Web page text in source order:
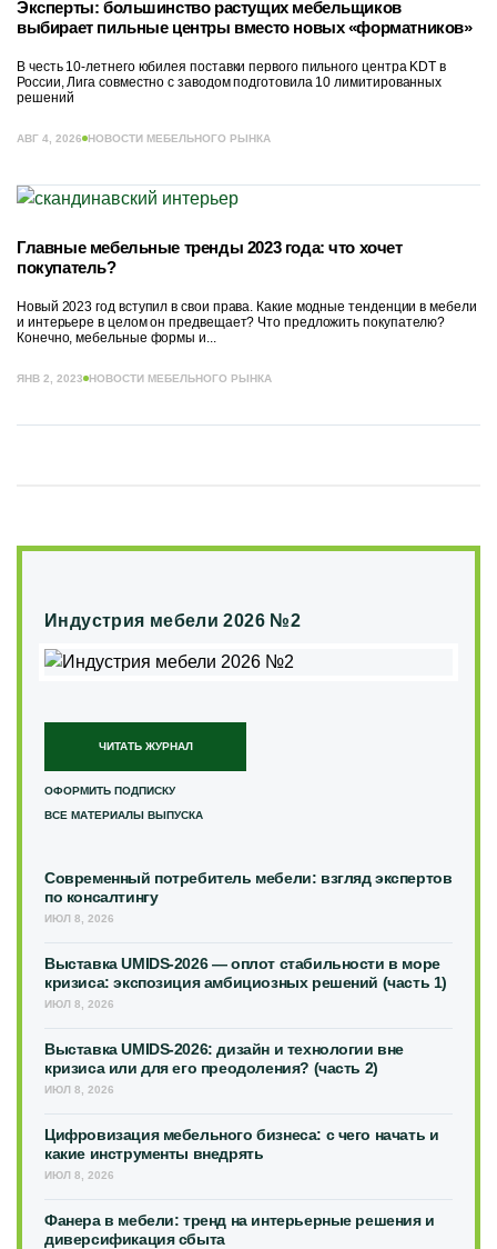
Эксперты: большинство растущих мебельщиков
выбирает пильные центры вместо новых «форматников»
В честь 10-летнего юбилея поставки первого пильного центра KDT в
России, Лига совместно с заводом подготовила 10 лимитированных
решений
АВГ 4, 2026 НОВОСТИ МЕБЕЛЬНОГО РЫНКА
Главные мебельные тренды 2023 года: что хочет
покупатель?
Новый 2023 год вступил в свои права. Какие модные тенденции в мебели
и интерьере в целом он предвещает? Что предложить покупателю?
Конечно, мебельные формы и...
ЯНВ 2, 2023 НОВОСТИ МЕБЕЛЬНОГО РЫНКА
Индустрия мебели 2026 №2
ЧИТАТЬ ЖУРНАЛ
ОФОРМИТЬ ПОДПИСКУ
ВСЕ МАТЕРИАЛЫ ВЫПУСКА
Современный потребитель мебели: взгляд экспертов
по консалтингу
ИЮЛ 8, 2026
Выставка UMIDS-2026 — оплот стабильности в море
кризиса: экспозиция амбициозных решений (часть 1)
ИЮЛ 8, 2026
Выставка UMIDS-2026: дизайн и технологии вне
кризиса или для его преодоления? (часть 2)
ИЮЛ 8, 2026
Цифровизация мебельного бизнеса: с чего начать и
какие инструменты внедрять
ИЮЛ 8, 2026
Фанера в мебели: тренд на интерьерные решения и
диверсификация сбыта